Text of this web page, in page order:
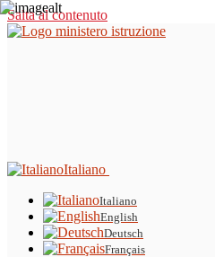
Salta al contenuto
Italiano
Italiano
English
Deutsch
Français